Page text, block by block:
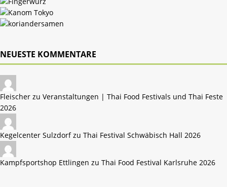
NEUESTE KOMMENTARE
Fleischer zu Veranstaltungen | Thai Food Festivals und Thai Feste
2026
Kegelcenter Sulzdorf zu Thai Festival Schwäbisch Hall 2026
Kampfsportshop Ettlingen zu Thai Food Festival Karlsruhe 2026